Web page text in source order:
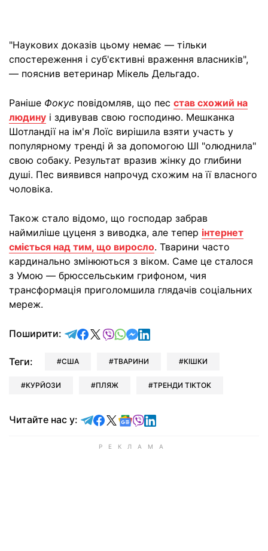
"Наукових доказів цьому немає — тільки
спостереження і суб'єктивні враження власників",
— пояснив ветеринар Мікель Дельгадо.
Раніше Фокус повідомляв, що пес став схожий на
людину і здивував свою господиню. Мешканка
Шотландії на ім'я Лоїс вирішила взяти участь у
популярному тренді й за допомогою ШІ "олюднила"
свою собаку. Результат вразив жінку до глибини
душі. Пес виявився напрочуд схожим на її власного
чоловіка.
Також стало відомо, що господар забрав
наймиліше цуценя з виводка, але тепер інтернет
сміється над тим, що виросло. Тварини часто
кардинально змінюються з віком. Саме це сталося
з Умою — брюссельським грифоном, чия
трансформація приголомшила глядачів соціальних
мереж.
Поширити: відправити у Telegram
поділитись у Facebook
поділитись у X
відправити у Viber
відправити у Whatsapp
відправити у Messenger
відправити у LinkedIn
Теги: США ТВАРИНИ КІШКИ
КУРЙОЗИ ПЛЯЖ ТРЕНДИ TIKTOK
Читайте нас у: Читайте у Telegram
Читайте у Facebook
Читайте у X
Читайте у Google news
Читайте у Viber
Читайте у LinkedIn